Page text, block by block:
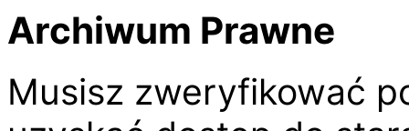
Archiwum Prawne
Musisz zweryfikować